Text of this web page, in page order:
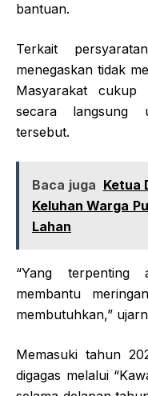
bantuan.
Terkait
menegaskan tidak
Masyarakat cukup
secara langsung
tersebut.
Baca juga Ketua
Keluhan Warga
Lahan
“Yang terpenting
membantu
membutuhkan,”
Memasuki tahun
digagas melalui